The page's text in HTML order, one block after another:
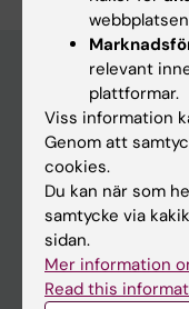
Huvudmeny
Utbildning
Forskarutbildning
Forskning
Om KI
relevant
plattformar.
Viss information
Genom att
cookies.
Du kan när som
samtycke via
sidan.
Mer information
Read this